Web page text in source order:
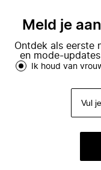
Meld je
Ontdek als eerste
en mode-
Ik houd van